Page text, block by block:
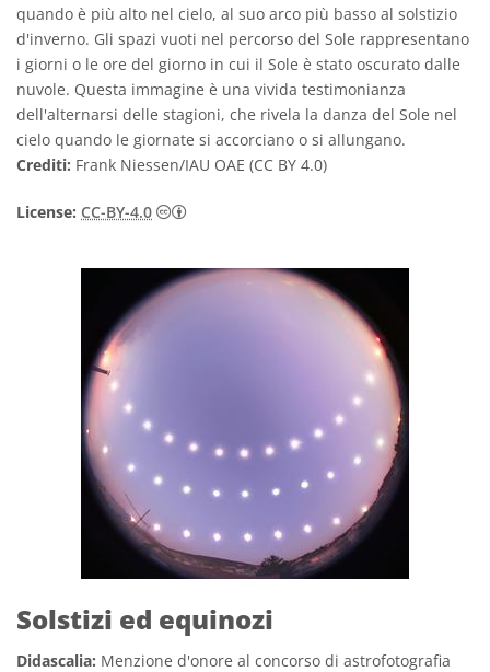
quando è più alto nel cielo, al suo arco più basso al solstizio
d'inverno. Gli spazi vuoti nel percorso del Sole rappresentano
i giorni o le ore del giorno in cui il Sole è stato oscurato dalle
nuvole. Questa immagine è una vivida testimonianza
dell'alternarsi delle stagioni, che rivela la danza del Sole nel
cielo quando le giornate si accorciano o si allungano.
Crediti: Frank Niessen/IAU OAE (CC BY 4.0)
License: CC-BY-4.0 Creative Commons Attribuzione 4.0
Solstizi ed equinozi
Didascalia: Menzione d'onore al concorso di astrofotografia